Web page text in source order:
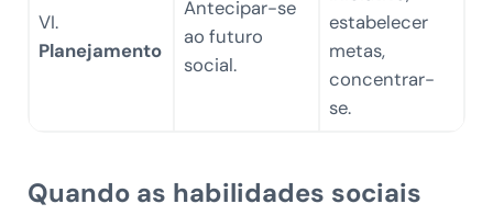
VI.
Planejamento
Antecipar-se
ao futuro
social.
estabelecer
metas,
concentrar-
se.
Quando as habilidades sociais